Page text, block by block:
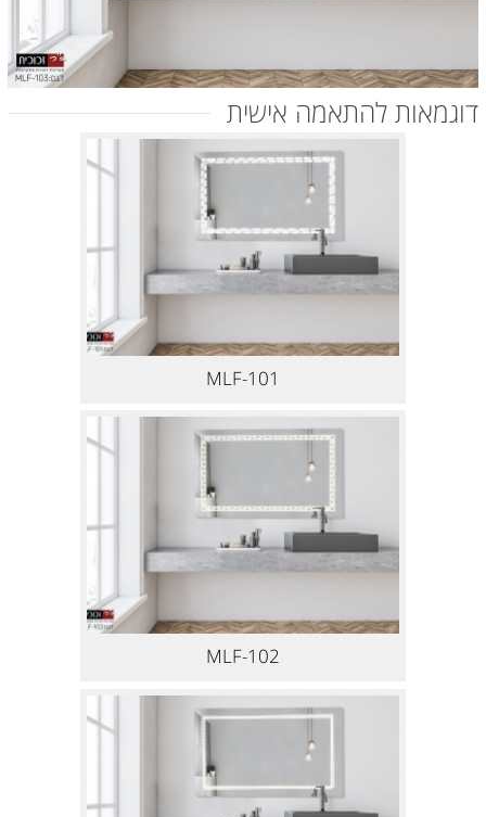
דוגמאות להתאמה אישית
MLF-101
MLF-102